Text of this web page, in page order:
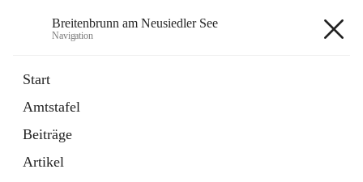
Breitenbrunn am Neusiedler See
Navigation
Start
Amtstafel
Beiträge
Artikel
18 Schnellzugriffe
Gemeindeservice